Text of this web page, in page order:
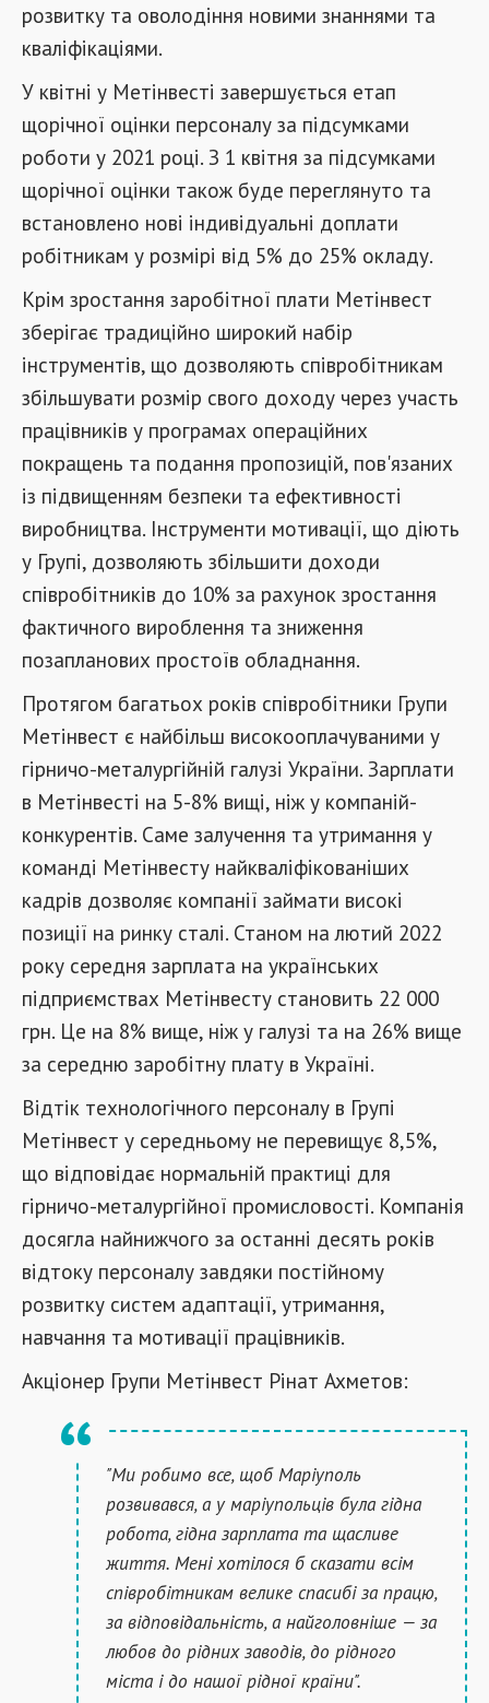
розвитку та оволодіння новими знаннями та
кваліфікаціями.
У квітні у Метінвесті завершується етап
щорічної оцінки персоналу за підсумками
роботи у 2021 році. З 1 квітня за підсумками
щорічної оцінки також буде переглянуто та
встановлено нові індивідуальні доплати
робітникам у розмірі від 5% до 25% окладу.
Крім зростання заробітної плати Метінвест
зберігає традиційно широкий набір
інструментів, що дозволяють співробітникам
збільшувати розмір свого доходу через участь
працівників у програмах операційних
покращень та подання пропозицій, пов'язаних
із підвищенням безпеки та ефективності
виробництва. Інструменти мотивації, що діють
у Групі, дозволяють збільшити доходи
співробітників до 10% за рахунок зростання
фактичного вироблення та зниження
позапланових простоїв обладнання.
Протягом багатьох років співробітники Групи
Метінвест є найбільш високооплачуваними у
гірничо-металургійній галузі України. Зарплати
в Метінвесті на 5-8% вищі, ніж у компаній-
конкурентів. Саме залучення та утримання у
команді Метінвесту найкваліфікованіших
кадрів дозволяє компанії займати високі
позиції на ринку сталі. Станом на лютий 2022
року середня зарплата на українських
підприємствах Метінвесту становить 22 000
грн. Це на 8% вище, ніж у галузі та на 26% вище
за середню заробітну плату в Україні.
Відтік технологічного персоналу в Групі
Метінвест у середньому не перевищує 8,5%,
що відповідає нормальній практиці для
гірничо-металургійної промисловості. Компанія
досягла найнижчого за останні десять років
відтоку персоналу завдяки постійному
розвитку систем адаптації, утримання,
навчання та мотивації працівників.
Акціонер Групи Метінвест Рінат Ахметов:
"Ми робимо все, щоб Маріуполь
розвивався, а у маріупольців була гідна
робота, гідна зарплата та щасливе
життя. Мені хотілося б сказати всім
співробітникам велике спасибі за працю,
за відповідальність, а найголовніше — за
любов до рідних заводів, до рідного
міста і до нашої рідної країни".